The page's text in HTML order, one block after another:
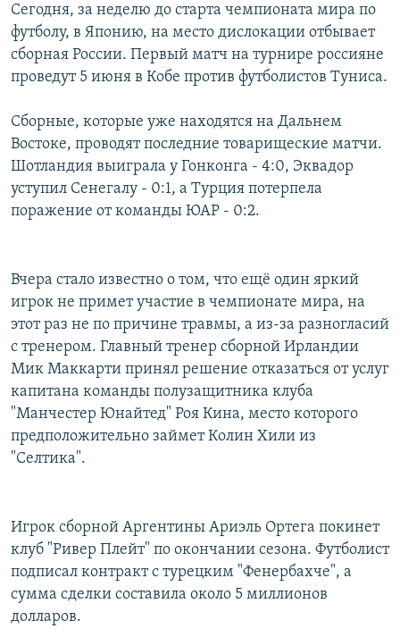
Сегодня, за неделю до старта чемпионата мира по
футболу, в Японию, на место дислокации отбывает
сборная России. Первый матч на турнире россияне
проведут 5 июня в Кобе против футболистов Туниса.
Сборные, которые уже находятся на Дальнем
Востоке, проводят последние товарищеские матчи.
Шотландия выиграла у Гонконга - 4:0, Эквадор
уступил Сенегалу - 0:1, а Турция потерпела
поражение от команды ЮАР - 0:2.
Вчера стало известно о том, что ещё один яркий
игрок не примет участие в чемпионате мира, на
этот раз не по причине травмы, а из-за разногласий
с тренером. Главный тренер сборной Ирландии
Мик Маккарти принял решение отказаться от услуг
капитана команды полузащитника клуба
"Манчестер Юнайтед" Роя Кина, место которого
предположительно займет Колин Хили из
"Селтика".
Игрок сборной Аргентины Ариэль Ортега покинет
клуб "Ривер Плейт" по окончании сезона. Футболист
подписал контракт с турецким "Фенербахче", а
сумма сделки составила около 5 миллионов
долларов.